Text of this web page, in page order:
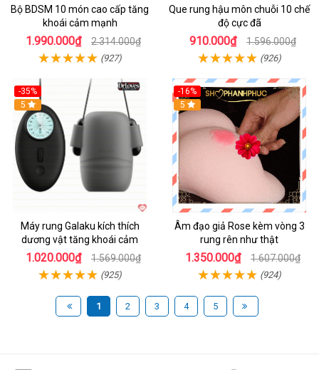
Bộ BDSM 10 món cao cấp tăng
khoái cảm mạnh
1.990.000₫ 2.314.000₫
(927)
Que rung hậu môn chuỗi 10 chế
độ cực đã
910.000₫ 1.596.000₫
(926)
-35%
Hot
5
Máy rung Galaku kích thích
dương vật tăng khoái cảm
1.020.000₫ 1.569.000₫
(925)
-16%
5
Âm đạo giả Rose kèm vòng 3
rung rên như thật
1.350.000₫ 1.607.000₫
(924)
1 2 3 4 5